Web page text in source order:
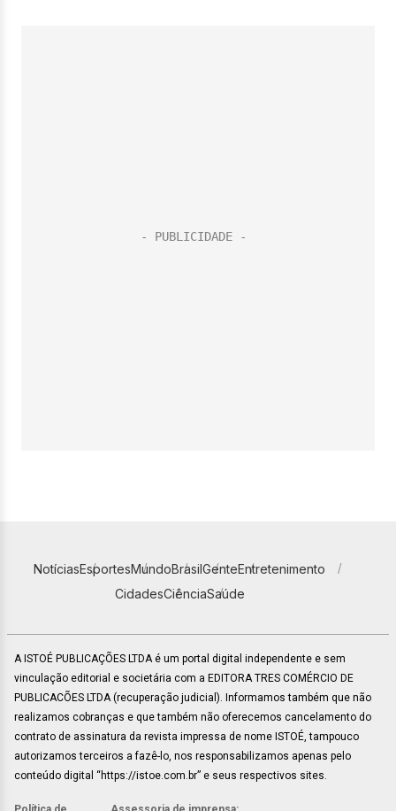
NotíciasEsportesMundoBrasilGenteEntretenimento
CidadesCiênciaSaúde
A ISTOÉ PUBLICAÇÕES LTDA é um portal digital independente e sem
vinculação editorial e societária com a EDITORA TRES COMÉRCIO DE
PUBLICACÕES LTDA (recuperação judicial). Informamos também que não
realizamos cobranças e que também não oferecemos cancelamento do
contrato de assinatura da revista impressa de nome ISTOÉ, tampouco
autorizamos terceiros a fazê-lo, nos responsabilizamos apenas pelo
conteúdo digital “https://istoe.com.br” e seus respectivos sites.